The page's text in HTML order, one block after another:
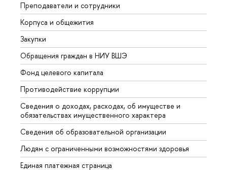
Преподаватели и сотрудники
Корпуса и общежития
Закупки
Обращения граждан в НИУ ВШЭ
Фонд целевого капитала
Противодействие коррупции
Сведения о доходах, расходах, об имуществе и
обязательствах имущественного характера
Сведения об образовательной организации
Людям с ограниченными возможностями здоровья
Единая платежная страница